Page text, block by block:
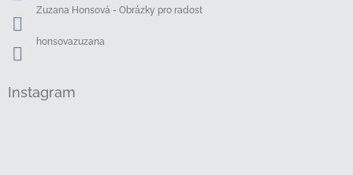
Zuzana Honsová - Obrázky pro radost
honsovazuzana
Instagram